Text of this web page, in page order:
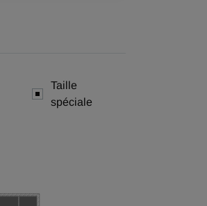
Taille
spéciale